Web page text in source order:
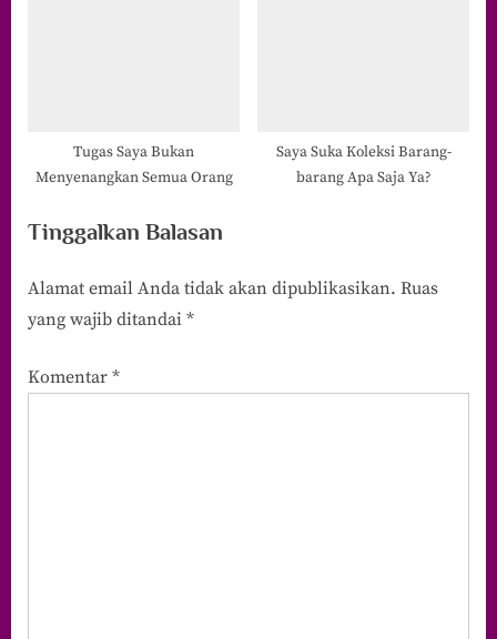
Tugas Saya Bukan
Menyenangkan Semua Orang
Saya Suka Koleksi Barang-
barang Apa Saja Ya?
Tinggalkan Balasan
Alamat email Anda tidak akan dipublikasikan. Ruas
yang wajib ditandai *
Komentar *